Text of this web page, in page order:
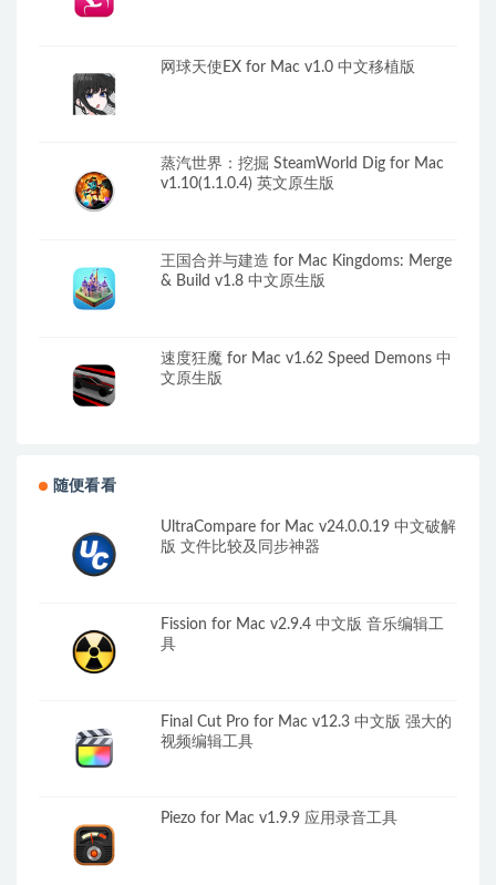
网球天使EX for Mac v1.0 中文移植版
蒸汽世界：挖掘 SteamWorld Dig for Mac
v1.10(1.1.0.4) 英文原生版
王国合并与建造 for Mac Kingdoms: Merge
& Build v1.8 中文原生版
速度狂魔 for Mac v1.62 Speed Demons 中
文原生版
随便看看
UltraCompare for Mac v24.0.0.19 中文破解
版 文件比较及同步神器
Fission for Mac v2.9.4 中文版 音乐编辑工
具
Final Cut Pro for Mac v12.3 中文版 强大的
视频编辑工具
Piezo for Mac v1.9.9 应用录音工具